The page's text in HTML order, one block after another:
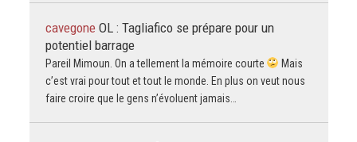
cavegone OL : Tagliafico se prépare pour un
potentiel barrage
Pareil Mimoun. On a tellement la mémoire courte
Mais
c’est vrai pour tout et tout le monde. En plus on veut nous
faire croire que le gens n’évoluent jamais…